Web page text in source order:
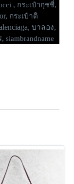
, กระเป๋ากุชชี่,
กระเป๋าดิ
บาลอง,
siambrandname